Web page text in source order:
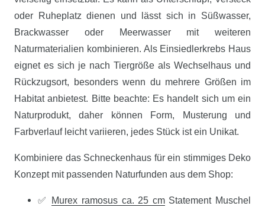
oder Ruheplatz dienen und lässt sich in Süßwasser,
Brackwasser oder Meerwasser mit weiteren
Naturmaterialien kombinieren. Als Einsiedlerkrebs Haus
eignet es sich je nach Tiergröße als Wechselhaus und
Rückzugsort, besonders wenn du mehrere Größen im
Habitat anbietest. Bitte beachte: Es handelt sich um ein
Naturprodukt, daher können Form, Musterung und
Farbverlauf leicht variieren, jedes Stück ist ein Unikat.
Kombiniere das Schneckenhaus für ein stimmiges Deko
Konzept mit passenden Naturfunden aus dem Shop:
✅ Murex ramosus ca. 25 cmStatement Muschel